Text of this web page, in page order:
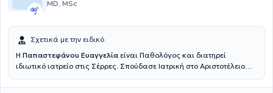
MD, MSc
Σχετικά με την ειδικό
Η Παπαστεφάνου Ευαγγελία είναι Παθολόγος και διατηρεί
ιδιωτικό ιατρείο στις Σέρρες. Σπούδασε Ιατρική στο Αριστοτέλειο
μεταπτυχιακές σπουδές στη Διαχείριση Γήρανσης και Χρονίων